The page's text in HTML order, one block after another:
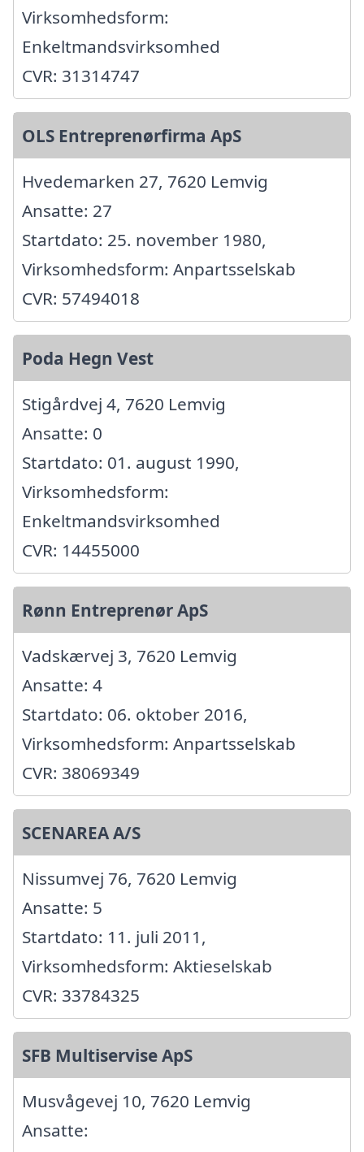
Virksomhedsform:
Enkeltmandsvirksomhed
CVR: 31314747
OLS Entreprenørfirma ApS
Hvedemarken 27, 7620 Lemvig
Ansatte: 27
Startdato: 25. november 1980,
Virksomhedsform: Anpartsselskab
CVR: 57494018
Poda Hegn Vest
Stigårdvej 4, 7620 Lemvig
Ansatte: 0
Startdato: 01. august 1990,
Virksomhedsform:
Enkeltmandsvirksomhed
CVR: 14455000
Rønn Entreprenør ApS
Vadskærvej 3, 7620 Lemvig
Ansatte: 4
Startdato: 06. oktober 2016,
Virksomhedsform: Anpartsselskab
CVR: 38069349
SCENAREA A/S
Nissumvej 76, 7620 Lemvig
Ansatte: 5
Startdato: 11. juli 2011,
Virksomhedsform: Aktieselskab
CVR: 33784325
SFB Multiservise ApS
Musvågevej 10, 7620 Lemvig
Ansatte: